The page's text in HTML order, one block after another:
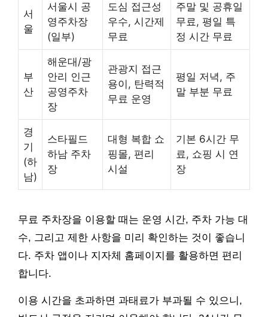
서
울
서울시 공
영주차장
(일부)
도심 접근성
우수, 시간제
무료
주말 및 공휴일
무료, 평일 특
정 시간 무료
부
산
해운대/광
안리 인근
공영주차
장
관광지 접근
용이, 탄력적
무료 운영
평일 저녁, 주
말 부분 무료
경
기
(하
남)
스타필드
하남 주차
장
대형 복합 쇼
핑몰, 편리
시설
기본 6시간 무
료, 쇼핑 시 연
장
무료 주차장을 이용할 때는 운영 시간, 주차 가능 대
수, 그리고 제한 사항을 미리 확인하는 것이 좋습니
다. 주차 앱이나 지자체 홈페이지를 활용하면 편리
합니다.
이용 시간을 초과하면 과태료가 부과될 수 있으니,